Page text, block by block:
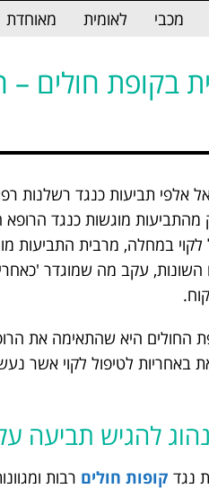
מכבי לאומית מאוחדת
בקופת חולים
אלפי תביעות כנגד רשלנות
מהתביעות מוגשות כנגד
לקוי במחלה, מרבית התביעות
השונות, עקב מה שמוגדר
החולים היא שהתאימה את
באחריות לטיפול לקוי אשר
להגיש תביעה
נגד קופות חולים רבות